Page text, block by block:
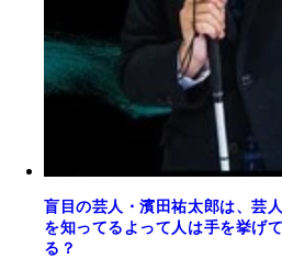
盲目の芸人・濱田祐太郎は、芸
を知ってるよって人は手を挙げ
る？